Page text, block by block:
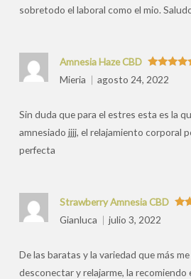
sobretodo el laboral como el mio.
Valorado
con5
Amnesia Haze CBD
Mieria
agosto 24, 2022
Sin duda que para el estres esta es la
amnesiado jjjj, el relajamiento corporal
perfecta
Strawberry Amnesia CBD
Gianluca
julio 3, 2022
De las baratas y la variedad que más
desconectar y relajarme, la